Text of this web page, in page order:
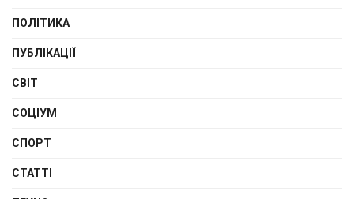
ПОЛІТИКА
ПУБЛІКАЦІЇ
СВІТ
СОЦІУМ
СПОРТ
СТАТТІ